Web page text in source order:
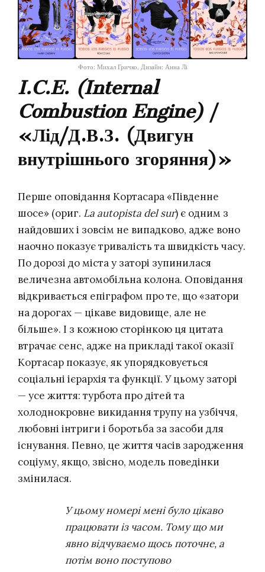
Фото: Михал Гричко, Дизайн: Анна Лі
I.C.E. (Internal
Combustion Engine) /
«Лід/Д.В.З. (Двигун
внутрішнього згоряння)»
Перше оповідання Кортасара «Південне
шосе» (ориг. La autopista del sur) є одним з
найдовших і зовсім не випадково, адже воно
наочно показує тривалість та швидкість часу.
По дорозі до міста у заторі зупинилася
величезна автомобільна колона. Оповідання
відкривається епіграфом про те, що «затори
на дорогах — цікаве видовище, але не
більше». І з кожною сторінкою ця цитата
втрачає сенс, адже на прикладі такої оказії
Кортасар показує, як упорядковується
соціальні ієрархія та функції. У цьому заторі
— усе життя: турбота про дітей та
холоднокровне викидання трупу на узбіччя,
любовні інтриги і боротьба за засоби для
існування. Певно, це життя часів зародження
соціуму, якщо, звісно, модель поведінки
змінилася.
У цьому номері мені було цікаво
працювати із часом. Тому що ми
явно відчуваємо щось поточне, а
потім воно поступово